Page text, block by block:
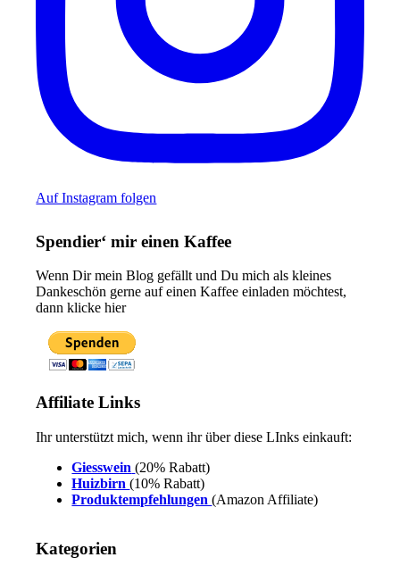
Auf Instagram folgen
Spendier‘ mir einen Kaffee
Wenn Dir mein Blog gefällt und Du mich als kleines
Dankeschön gerne auf einen Kaffee einladen möchtest,
dann klicke hier
Affiliate Links
Ihr unterstützt mich, wenn ihr über diese LInks einkauft:
Giesswein (20% Rabatt)
Huizbirn(10% Rabatt)
Produktempfehlungen(Amazon Affiliate)
Kategorien